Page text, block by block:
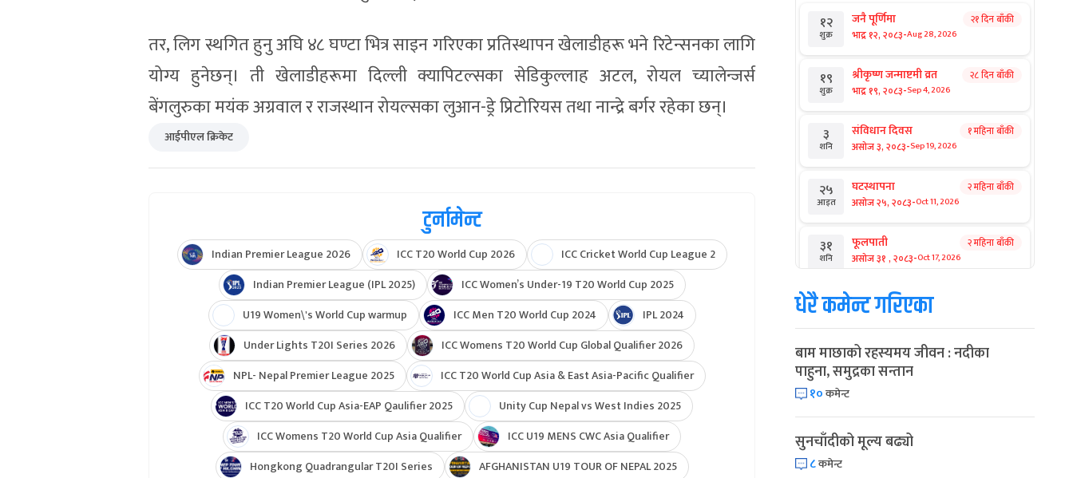
तर, लिग स्थगित हुनु अघि ४८ घण्टा भित्र साइन गरिएका प्रतिस्थापन खेलाडीहरू भने रिटेन्सनका लागि
योग्य हुनेछन्। ती खेलाडीहरूमा दिल्ली क्यापिटल्सका सेडिकुल्लाह अटल, रोयल च्यालेन्जर्स
बेंगलुरुका मयंक अग्रवाल र राजस्थान रोयल्सका लुआन-ड्रे प्रिटोरियस तथा नान्द्रे बर्गर रहेका छन्।
आईपीएल क्रिकेट
टुर्नामेन्ट
Indian Premier League 2026 ICC T20 World Cup 2026
ICC Cricket World Cup League 2
Indian Premier League (IPL 2025)
ICC Women’s Under-19 T20 World Cup 2025
U19 Women\'s World Cup warmup
ICC Men T20 World Cup 2024
IPL 2024
Under Lights T20I Series 2026
ICC Womens T20 World Cup Global Qualifier 2026
NPL- Nepal Premier League 2025
ICC T20 World Cup Asia & East Asia-Pacific Qualifier
ICC T20 World Cup Asia-EAP Qaulifier 2025
Unity Cup Nepal vs West Indies 2025
ICC Womens T20 World Cup Asia Qualifier
ICC U19 MENS CWC Asia Qualifier
Hongkong Quadrangular T20I Series
AFGHANISTAN U19 TOUR OF NEPAL 2025
१२
शुक्र
जनै पूर्णिमा
भाद्र १२, २०८३-Aug 28, 2026
२१ दिन बाँकी
१९
शुक्र
श्रीकृष्ण जन्माष्टमी व्रत
भाद्र १९, २०८३-Sep 4, 2026
२८ दिन बाँकी
३
शनि
संविधान दिवस
असोज ३, २०८३-Sep 19, 2026
१ महिना बाँकी
२५
आइत
घटस्थापना
असोज २५, २०८३-Oct 11, 2026
२ महिना बाँकी
३१
शनि
फूलपाती
असोज ३१ , २०८३-Oct 17, 2026
२ महिना बाँकी
१
आइत
कार्तिक सङ्क्रान्ति
कार्तिक १, २०८३-Oct 18, 2026
३
मंगल
महानवमी
कार्तिक ३, २०८३-
२ महिना बाँकी
४
५
धेरै कमेन्ट गरिएका
बाम माछाको रहस्यमय जीवन : नदीका
पाहुना, समुद्रका सन्तान
१०कमेन्ट
सुनचाँदीको मूल्य बढ्यो
८कमेन्ट